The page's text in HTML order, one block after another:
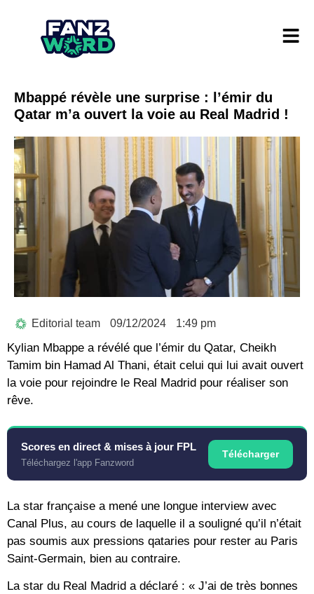
Mbappé révèle une surprise : l’émir du
Qatar m’a ouvert la voie au Real Madrid !
Editorial team 09/12/2024 1:49 pm
Kylian Mbappe a révélé que l’émir du Qatar, Cheikh
Tamim bin Hamad Al Thani, était celui qui lui avait ouvert
la voie pour rejoindre le Real Madrid pour réaliser son
rêve.
Scores en direct & mises à jour FPL
Téléchargez l'app Fanzword
Télécharger
La star française a mené une longue interview avec
Canal Plus, au cours de laquelle il a souligné qu’il n’était
pas soumis aux pressions qataries pour rester au Paris
Saint-Germain, bien au contraire.
La star du Real Madrid a déclaré : « J’ai de très bonnes